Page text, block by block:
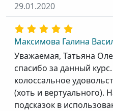
29.01.2020
Максимова Галина
Уважаемая, Татьяна
спасибо за данный
колоссальное
(хоть и вертуального).
подсказок в